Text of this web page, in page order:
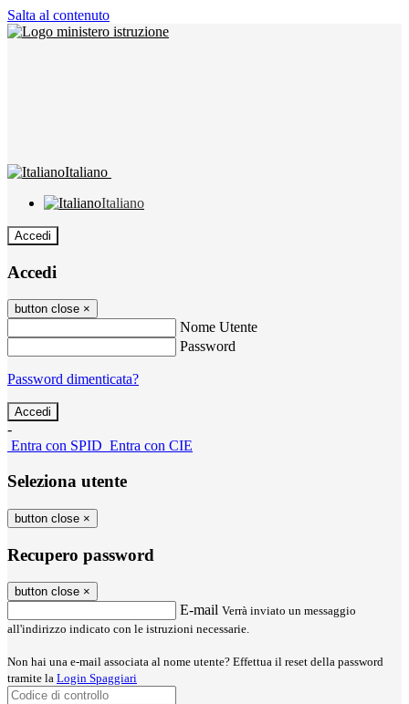
Salta al contenuto
Italiano
Italiano
Accedi
Accedi
button close ×
Nome Utente
Password
Password dimenticata?
-
Entra con SPID Entra con CIE
Seleziona utente
button close ×
Recupero password
button close ×
E-mail Verrà inviato un messaggio
all'indirizzo indicato con le istruzioni necessarie.
Non hai una e-mail associata al nome utente? Effettua il reset della password
tramite la Login Spaggiari